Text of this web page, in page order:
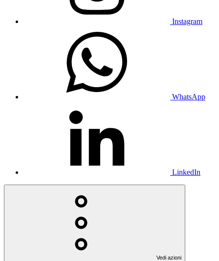
Instagram
WhatsApp
LinkedIn
Vedi azioni